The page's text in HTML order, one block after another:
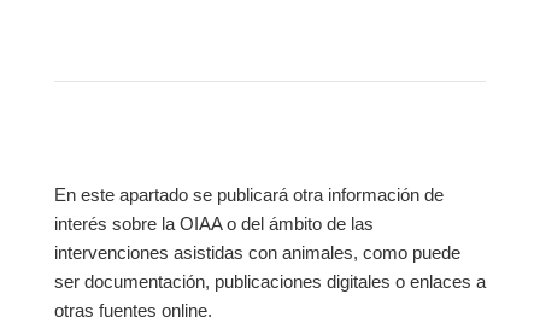
En este apartado se publicará otra información de
interés sobre la OIAA o del ámbito de las
intervenciones asistidas con animales, como puede
ser documentación, publicaciones digitales o enlaces a
otras fuentes online.